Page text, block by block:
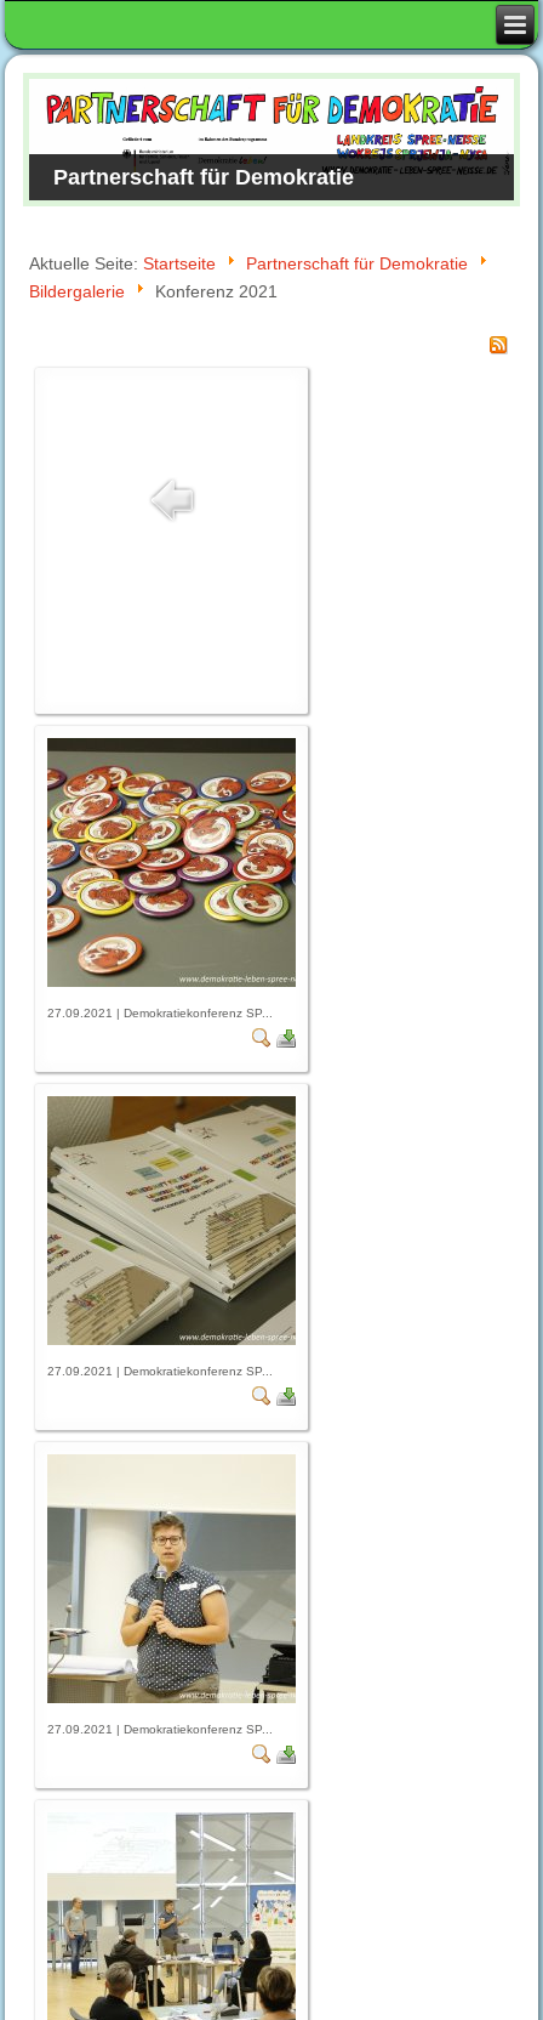
Partnerschaft für Demokratie
Aktuelle Seite:Startseite
Partnerschaft für Demokratie
Bildergalerie
Konferenz 2021
27.09.2021 | Demokratiekonferenz SP...
27.09.2021 | Demokratiekonferenz SP...
27.09.2021 | Demokratiekonferenz SP...